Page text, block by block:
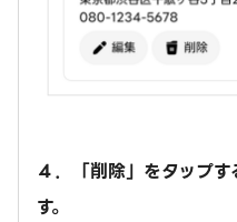
４．「削除」をタップ
す。